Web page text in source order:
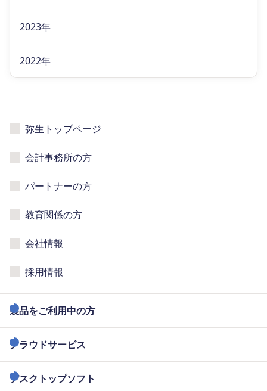
2023年
2022年
弥生トップページ
会計事務所の方
パートナーの方
教育関係の方
会社情報
採用情報
製品をご利用中の方
クラウドサービス
デスクトップソフト